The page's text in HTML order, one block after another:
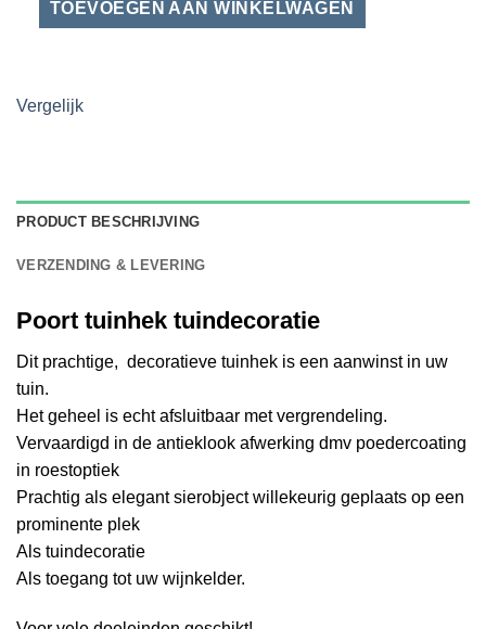
Vergelijk
PRODUCT BESCHRIJVING
VERZENDING & LEVERING
Poort tuinhek tuindecoratie
Dit prachtige, decoratieve tuinhek is een aanwinst in uw
tuin.
Het geheel is echt afsluitbaar met vergrendeling.
Vervaardigd in de antieklook afwerking dmv poedercoating
in roestoptiek
Prachtig als elegant sierobject willekeurig geplaats op een
prominente plek
Als tuindecoratie
Als toegang tot uw wijnkelder.